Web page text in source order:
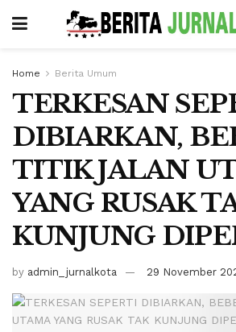
Home Berita Umum
TERKESAN
DIBIARKAN,
TITIK JALAN
YANG RUSAK
KUNJUNG
by admin_jurnalkota 29 November